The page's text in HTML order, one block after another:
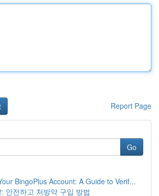
Report Page
Go
BingoPlus Account: A Guide to Verif...
안전하고 처방약 구입 방법